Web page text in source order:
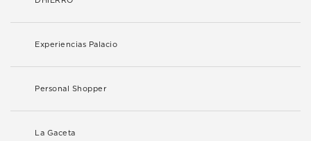
Experiencias Palacio
Personal Shopper
La Gaceta